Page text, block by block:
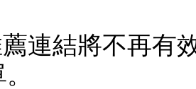
連結將不再有